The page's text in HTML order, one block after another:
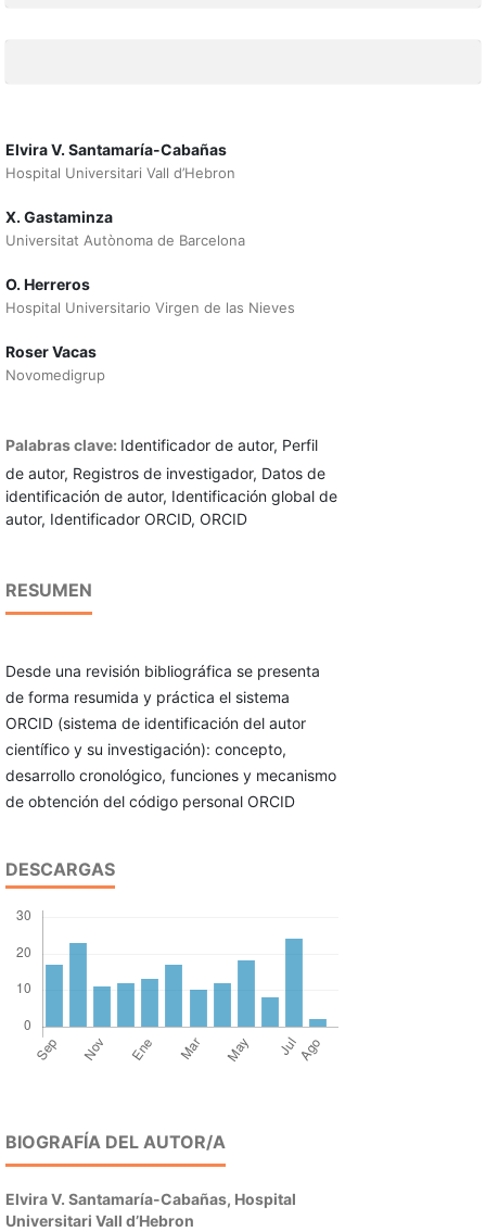
Elvira V. Santamaría-Cabañas
Hospital Universitari Vall d’Hebron
X. Gastaminza
Universitat Autònoma de Barcelona
O. Herreros
Hospital Universitario Virgen de las Nieves
Roser Vacas
Novomedigrup
Palabras clave: Identificador de autor, Perfil
de autor, Registros de investigador, Datos de
identificación de autor, Identificación global de
autor, Identificador ORCID, ORCID
RESUMEN
Desde una revisión bibliográfica se presenta
de forma resumida y práctica el sistema
ORCID (sistema de identificación del autor
científico y su investigación): concepto,
desarrollo cronológico, funciones y mecanismo
de obtención del código personal ORCID
DESCARGAS
BIOGRAFÍA DEL AUTOR/A
Elvira V. Santamaría-Cabañas, Hospital
Universitari Vall d’Hebron